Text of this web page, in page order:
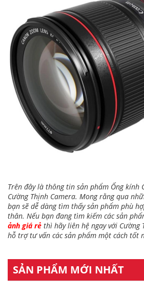
Trên đây là thông tin sản phẩm Ống kính
Cường Thịnh Camera. Mong rằng qua
bạn sẽ dễ dàng tìm thấy sản phẩm phù
thân. Nếu bạn đang tìm kiếm các sản
ảnh giá rẻ thì hãy liên hệ ngay với Cường
hỗ trợ tư vấn các sản phẩm một cách tốt
SẢN PHẨM MỚI NHẤT